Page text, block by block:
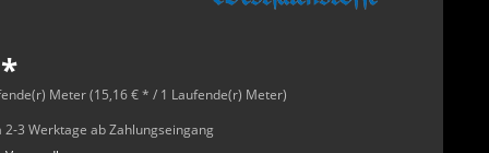
Meter (15,16 € * / 1 Laufende(r) Meter)
3 Werktage ab Zahlungseingang